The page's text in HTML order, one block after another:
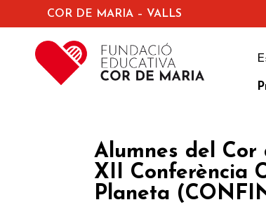
COR DE MARIA – VALLS
Alumnes del
XII Conferència
Planeta